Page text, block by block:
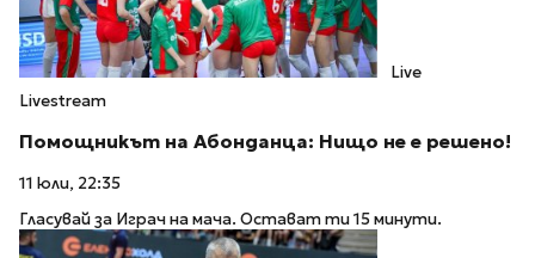
Live
Livestream
Помощникът на Абонданца: Нищо не е решено!
11 юли, 22:35
Гласувай за Играч на мача. Остават ти 15 минути.